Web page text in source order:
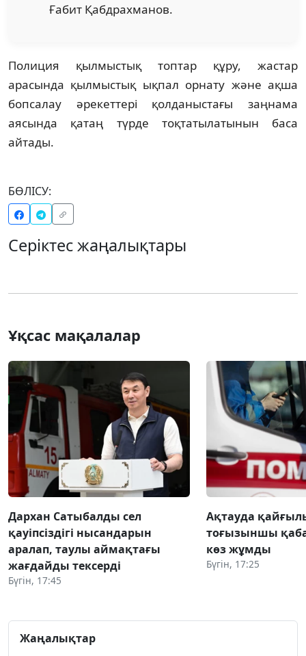
Ғабит Қабдрахманов.
Полиция қылмыстық топтар құру, жастар
арасында қылмыстық ықпал орнату және ақша
бопсалау әрекеттері қолданыстағы заңнама
аясында қатаң түрде тоқтатылатынын баса
айтады.
БӨЛІСУ:
Серіктес жаңалықтары
Ұқсас мақалалар
Дархан Сатыбалды сел
қауіпсіздігі нысандарын
аралап, таулы аймақтағы
жағдайды тексерді
Бүгін, 17:45
Ақтауда
тоғызыншы
көз жұмды
Бүгін, 17:25
Жаңалықтар